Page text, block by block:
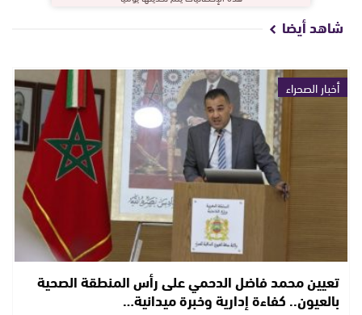
شاهد أيضا
أخبار الصحراء
تعيين محمد فاضل الدحمي على رأس المنطقة الصحية
بالعيون.. كفاءة إدارية وخبرة ميدانية…